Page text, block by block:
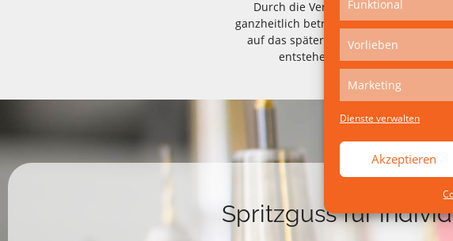
Funktional
Vorlieben
Marketing
Dienste verwalten
Akzeptieren
Durch die Verbindung von
ganzheitlich betrachten. Die Form wird
auf das spätere Bauteil, die Fertigung
entstehen praxisnahe Lösungen
Spritzguss für